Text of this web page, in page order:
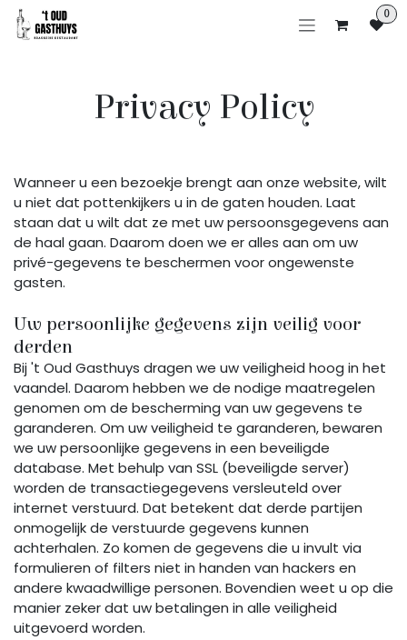
Skip to Content 0
Privacy Policy
Wanneer u een bezoekje brengt aan onze website, wilt
u niet dat pottenkijkers u in de gaten houden. Laat
staan dat u wilt dat ze met uw persoonsgegevens aan
de haal gaan. Daarom doen we er alles aan om uw
privé-gegevens te beschermen voor ongewenste
gasten.
Uw persoonlijke gegevens zijn veilig voor
derden
Bij 't Oud Gasthuys dragen we uw veiligheid hoog in het
vaandel. Daarom hebben we de nodige maatregelen
genomen om de bescherming van uw gegevens te
garanderen. Om uw veiligheid te garanderen, bewaren
we uw persoonlijke gegevens in een beveiligde
database. Met behulp van SSL (beveiligde server)
worden de transactiegegevens versleuteld over
internet verstuurd. Dat betekent dat derde partijen
onmogelijk de verstuurde gegevens kunnen
achterhalen. Zo komen de gegevens die u invult via
formulieren of filters niet in handen van hackers en
andere kwaadwillige personen. Bovendien weet u op die
manier zeker dat uw betalingen in alle veiligheid
uitgevoerd worden.